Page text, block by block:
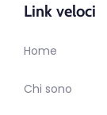
Link veloci
Home
Chi sono